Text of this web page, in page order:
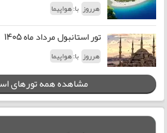
هرروز با:هواپیما
تور استانبول مرداد ماه 1405
هرروز با:هواپیما
مشاهده همه تورهای